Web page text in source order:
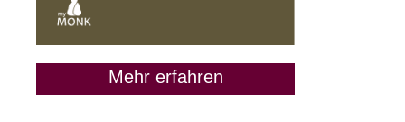
Mehr erfahren